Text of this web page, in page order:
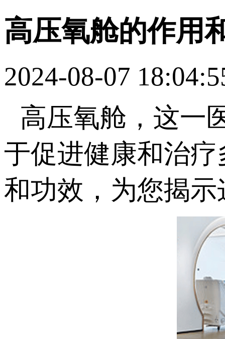
高压氧舱的作用
2024-08-07
高压氧舱，这一
于促进健康和治
和功效，为您揭